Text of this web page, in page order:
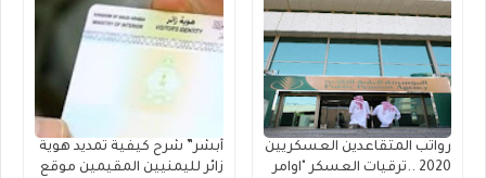
1441 امر ملكي جديد
للعسكريين المساعدة
المقطوعة في الضمان
الإجتماعي لقوائم الانتظار
رواتب المتقاعدين العسكريين
2020 ..ترقيات العسكر "اوامر
أبشر” شرح كيفية تمديد هوية
زائر لليمنيين المقيمين موقع